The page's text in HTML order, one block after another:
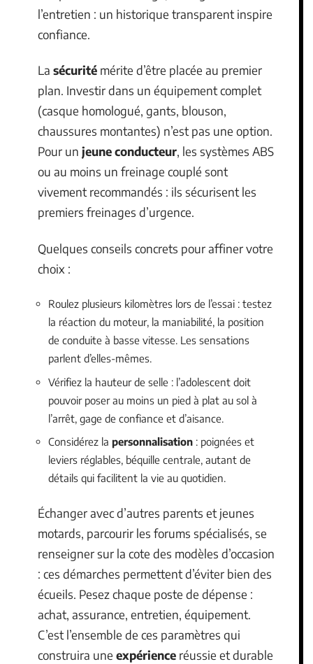
l’entretien : un historique transparent inspire
confiance.
La sécurité mérite d’être placée au premier
plan. Investir dans un équipement complet
(casque homologué, gants, blouson,
chaussures montantes) n’est pas une option.
Pour un jeune conducteur, les systèmes ABS
ou au moins un freinage couplé sont
vivement recommandés : ils sécurisent les
premiers freinages d’urgence.
Quelques conseils concrets pour affiner votre
choix :
Roulez plusieurs kilomètres lors de l’essai : testez
la réaction du moteur, la maniabilité, la position
de conduite à basse vitesse. Les sensations
parlent d’elles-mêmes.
Vérifiez la hauteur de selle : l’adolescent doit
pouvoir poser au moins un pied à plat au sol à
l’arrêt, gage de confiance et d’aisance.
Considérez la personnalisation : poignées et
leviers réglables, béquille centrale, autant de
détails qui facilitent la vie au quotidien.
Échanger avec d’autres parents et jeunes
motards, parcourir les forums spécialisés, se
renseigner sur la cote des modèles d’occasion
: ces démarches permettent d’éviter bien des
écueils. Pesez chaque poste de dépense :
achat, assurance, entretien, équipement.
C’est l’ensemble de ces paramètres qui
construira une expérience réussie et durable